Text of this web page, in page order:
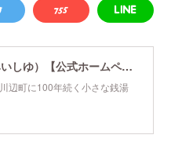
鏡石湯（かがみいしゆ）【公式ホームページ】
辺町に100年続く小さな銭湯